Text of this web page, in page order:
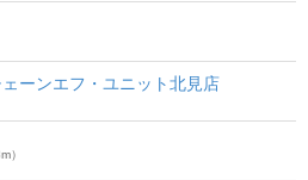
ーンエフ・ユニット北見店
）